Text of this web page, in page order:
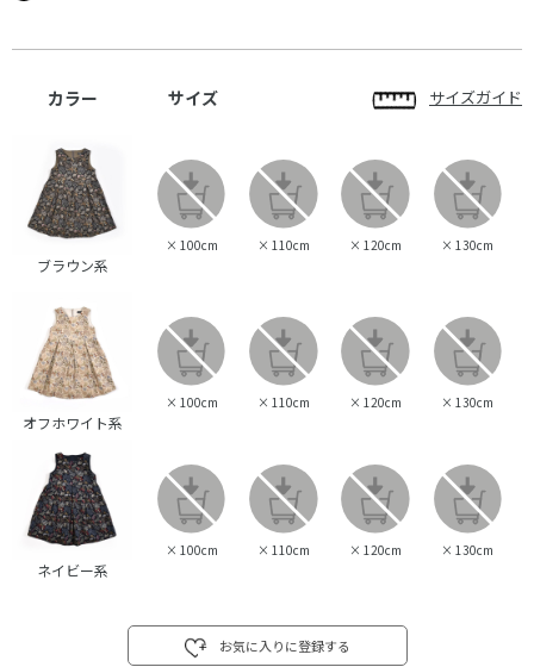
カラー サイズ サイズガイド
ブラウン系
× 100cm × 110cm × 120cm × 130cm
オフホワイト系
× 100cm × 110cm × 120cm × 130cm
ネイビー系
× 100cm × 110cm × 120cm × 130cm
お気に入りに登録する